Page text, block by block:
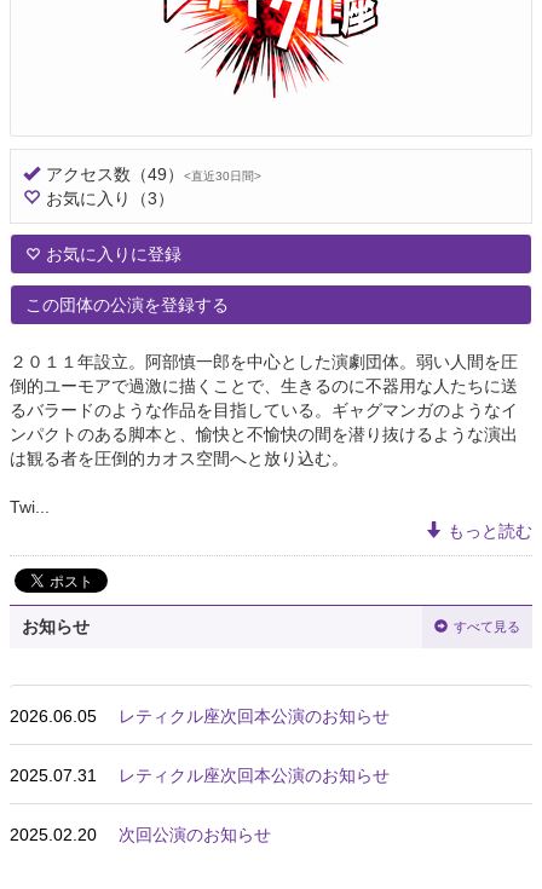
アクセス数 （49） <直近30日間>
お気に入り （3）
お気に入りに登録
この団体の公演を登録する
２０１１年設立。阿部慎一郎を中心とした演劇団体。弱い人間を圧
倒的ユーモアで過激に描くことで、生きるのに不器用な人たちに送
るバラードのような作品を目指している。ギャグマンガのようなイ
ンパクトのある脚本と、愉快と不愉快の間を潜り抜けるような演出
は観る者を圧倒的カオス空間へと放り込む。
Twi...
もっと読む
お知らせ すべて見る
2026.06.05 レティクル座次回本公演のお知らせ
2025.07.31 レティクル座次回本公演のお知らせ
2025.02.20 次回公演のお知らせ